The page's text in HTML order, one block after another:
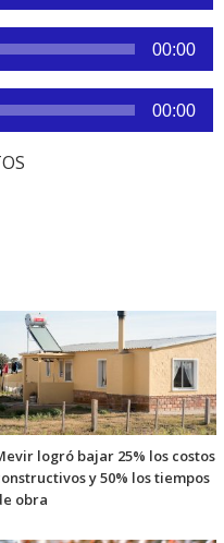
00:00
00:00
logró bajar 25% los costos
y 50% los tiempos
obra